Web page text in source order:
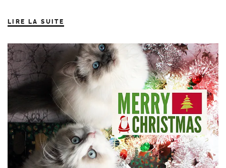
LIRE LA SUITE